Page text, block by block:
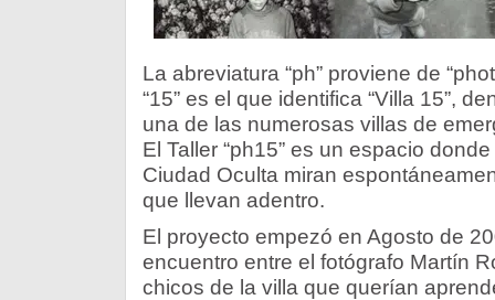
La abreviatura “ph” proviene de
“15” es el que identifica “Villa 15”,
una de las numerosas villas de
El Taller “ph15” es un espacio
Ciudad Oculta miran
que llevan adentro.
El proyecto empezó en Agosto de
encuentro entre el fotógrafo Martín
chicos de la villa que querían